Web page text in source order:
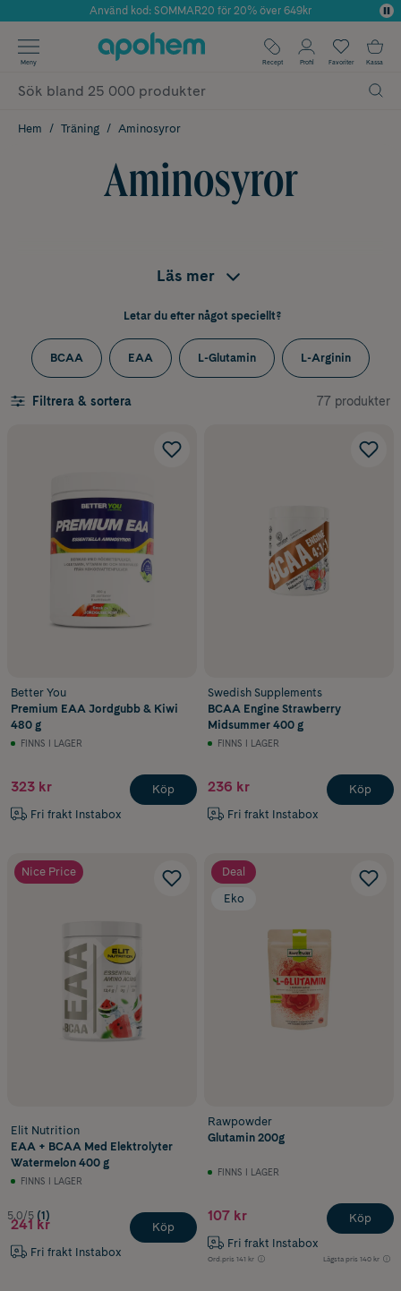
Årets Butik 2025 inom Skönhet
Använd kod: SOMMAR20 för 20% över 649kr
✓ Fri frakt
✓ Poäng på alla köp*
Meny Recept Profil Favoriter Kassa
Hem Träning Aminosyror
Aminosyror
Läs mer
Letar du efter något speciellt?
BCAA EAA L-Glutamin L-Arginin
Filtrera & sortera 77 produkter
Better You
Premium EAA Jordgubb & Kiwi
480 g
FINNS I LAGER
323 kr
Fri frakt Instabox
Köp
Swedish Supplements
BCAA Engine Strawberry
Midsummer 400 g
FINNS I LAGER
236 kr
Fri frakt Instabox
Köp
Nice Price
Elit Nutrition
EAA + BCAA Med Elektrolyter
Watermelon 400 g
FINNS I LAGER
5.0/5 (1)
241 kr
Fri frakt Instabox
Köp
Deal
Eko
Rawpowder
Glutamin 200g
FINNS I LAGER
107 kr
Fri frakt Instabox
Ord.pris 141 kr Lägsta pris 140 kr
Köp